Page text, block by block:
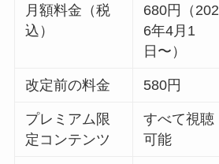
月額料金（税
込）
680円（202
6年4月1
日〜）
改定前の料金 580円
プレミアム限
定コンテンツ
すべて視聴
可能